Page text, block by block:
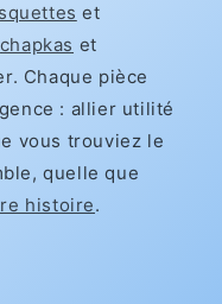
et
chapkas et
Chaque pièce
: allier utilité
vous trouviez le
quelle que
histoire.